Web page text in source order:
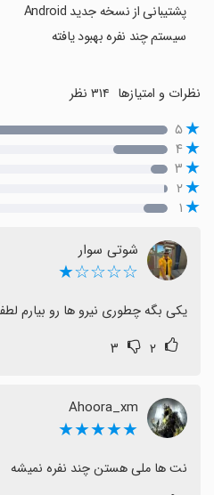
پشتیبانی از نسخه جدید Android
سیستم چند نفره بهبود یافته
نظرات و امتیازها
۵
۴
۳
۲
۱
شوتی سوار
☆☆☆☆★
یکی بگه چطوری نیرو ها رو بیارم
۲ ۳
Ahoora_xm
★★★★★
نت ها ملی هستن چند نفره نمیشه